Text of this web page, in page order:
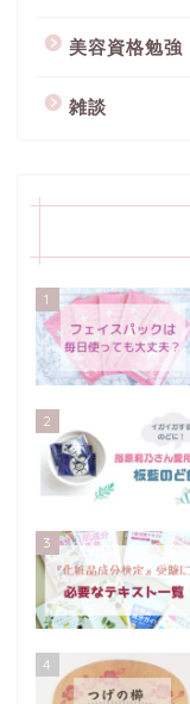
美容資格勉強
雑談
1
2
3
4